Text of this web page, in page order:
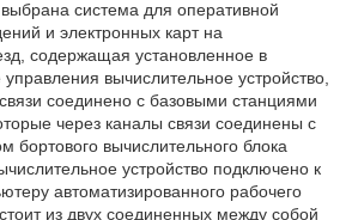
система для оперативной
и электронных карт на
содержащая установленное в
вычислительное устройство,
соединено с базовыми станциями
через каналы связи соединены с
вычислительного блока
устройство подключено к
автоматизированного рабочего
из двух соединенных между собой